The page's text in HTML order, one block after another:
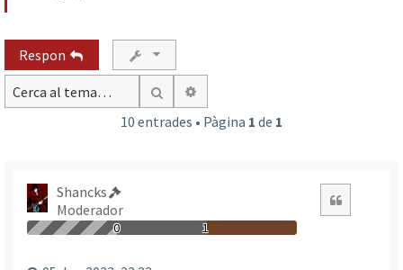
Respon
Cerca
10 entrades • Pàgina 1 de 1
Shancks
Moderador
0 1